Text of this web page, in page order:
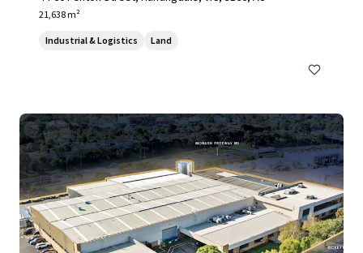
21,638 m²
Industrial & Logistics Land